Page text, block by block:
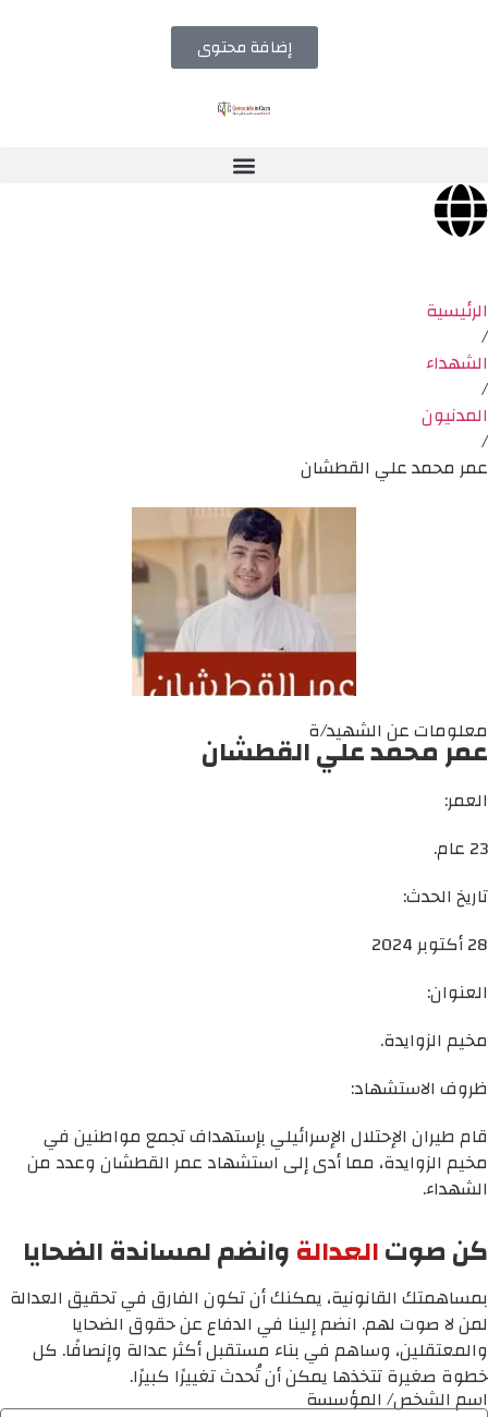
إضافة محتوى
الرئيسية
/
الشهداء
/
المدنيون
/
عمر محمد علي القطشان
معلومات عن الشهيد/ة
عمر محمد علي القطشان
العمر:
23 عام.
تاريخ الحدث:
28 أكتوبر 2024
العنوان:
مخيم الزوايدة.
ظروف الاستشهاد:
قام طيران الإحتلال الإسرائيلي بإستهداف تجمع مواطنين في
مخيم الزوايدة، مما أدى إلى استشهاد عمر القطشان وعدد من
الشهداء.
كن صوتالعدالةوانضم لمساندة الضحايا
بمساهمتك القانونية، يمكنك أن تكون الفارق في تحقيق العدالة
لمن لا صوت لهم. انضم إلينا في الدفاع عن حقوق الضحايا
والمعتقلين، وساهم في بناء مستقبل أكثر عدالة وإنصافًا. كل
خطوة صغيرة تتخذها يمكن أن تُحدث تغييرًا كبيرًا.
اسم الشخص/ المؤسسة